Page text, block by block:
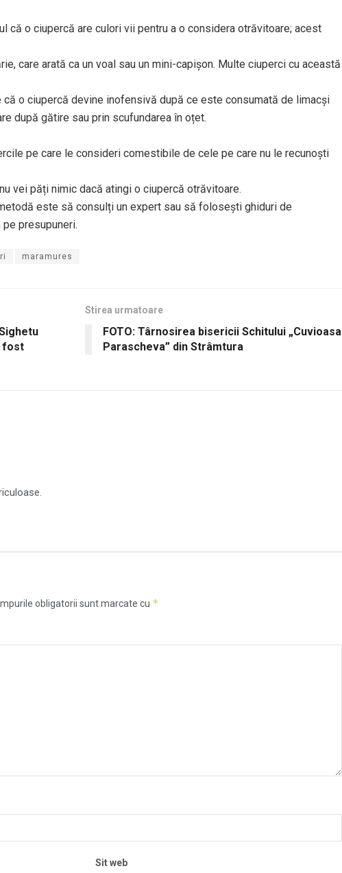
că o ciupercă are culori vii pentru a o considera otrăvitoare; acest
care arată ca un voal sau un mini-capișon. Multe ciuperci cu această
o ciupercă devine inofensivă după ce este consumată de limacși
după gătire sau prin scufundarea în oțet.
pe care le consideri comestibile de cele pe care nu le recunoști
vei păți nimic dacă atingi o ciupercă otrăvitoare.
este să consulți un expert sau să folosești ghiduri de
presupuneri.
maramures
fost
Stirea urmatoare
FOTO: Târnosirea bisericii Schitului „Cuvioasa
Parascheva” din Strâmtura
obligatorii sunt marcate cu *
Sit web